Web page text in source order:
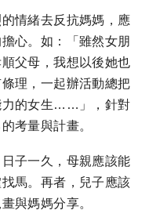
情緒去反抗媽媽，應
心。如：「雖然女朋
父母，我想以後她也
理，一起辦活動總把
力的女生……」，針對
考量與計畫。
子一久，母親應該能
馬。再者，兒子應該
與媽媽分享。